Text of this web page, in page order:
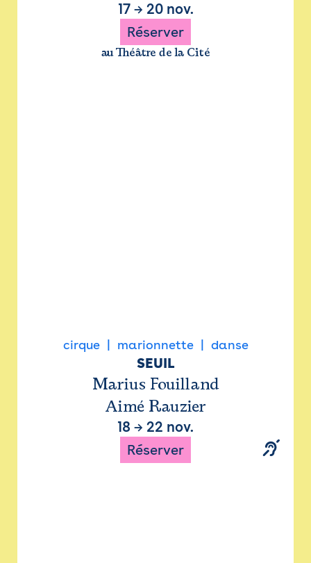
17→ 20 nov.
Réserver
au Théâtre de la Cité
cirque marionnette danse
SEUIL
Marius Fouilland
Aimé Rauzier
18 → 22 nov.
Réserver